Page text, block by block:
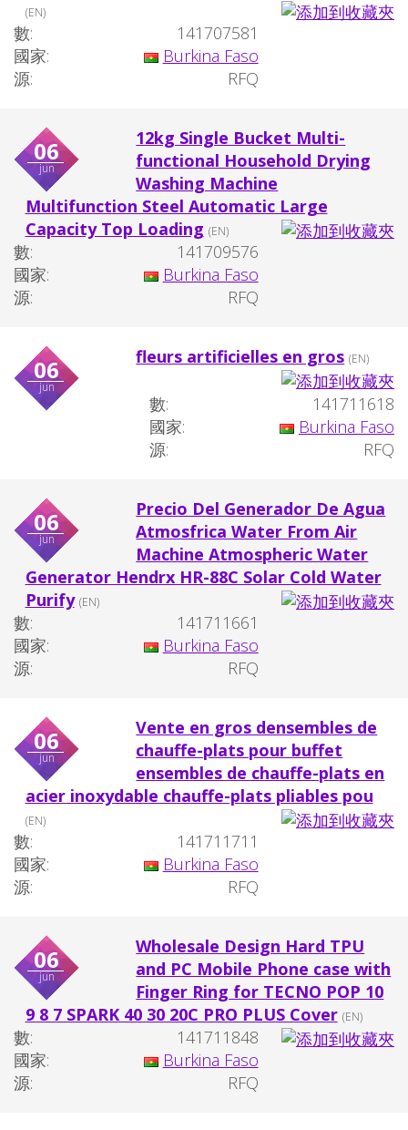
(EN)
數:
141707581
國家:
Burkina Faso
源:
RFQ
06
jun
12kg Single Bucket Multi-
functional Household Drying
Washing Machine
Multifunction Steel Automatic Large
Capacity Top Loading (EN)
數:
141709576
國家:
Burkina Faso
源:
RFQ
06
jun
fleurs artificielles en gros (EN)
數:
141711618
國家:
Burkina Faso
源:
RFQ
06
jun
Precio Del Generador De Agua
Atmosfrica Water From Air
Machine Atmospheric Water
Generator Hendrx HR-88C Solar Cold Water
Purify (EN)
數:
141711661
國家:
Burkina Faso
源:
RFQ
06
jun
Vente en gros densembles de
chauffe-plats pour buffet
ensembles de chauffe-plats en
acier inoxydable chauffe-plats pliables pou
(EN)
數:
141711711
國家:
Burkina Faso
源:
RFQ
06
jun
Wholesale Design Hard TPU
and PC Mobile Phone case with
Finger Ring for TECNO POP 10
9 8 7 SPARK 40 30 20C PRO PLUS Cover (EN)
數:
141711848
國家:
Burkina Faso
源:
RFQ